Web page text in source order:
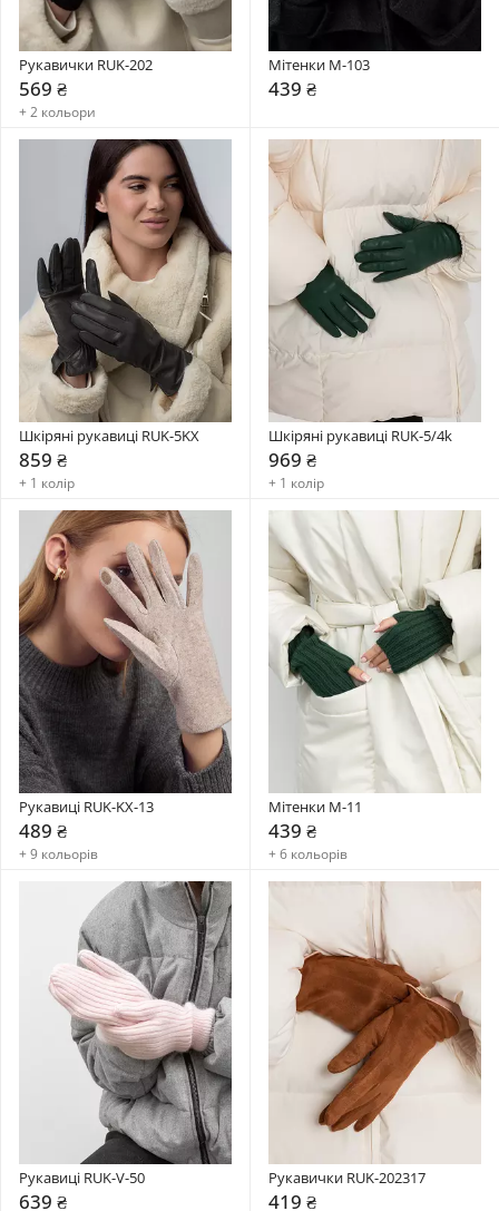
Рукавички RUK-202
569 ₴
+ 2 кольори
Мітенки М-103
439 ₴
Шкіряні рукавиці RUK-5KX
859 ₴
+ 1 колір
Шкіряні рукавиці RUK-5/4k
969 ₴
+ 1 колір
Рукавиці RUK-KX-13
489 ₴
+ 9 кольорів
Мітенки M-11
439 ₴
+ 6 кольорів
Рукавиці RUK-V-50
639 ₴
Рукавички RUK-202317
419 ₴